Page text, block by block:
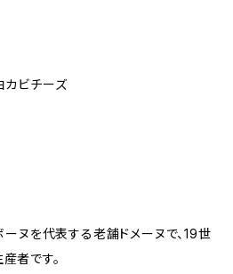
カビチーズ
ーヌを代表する老舗ドメーヌで、19世
者です。